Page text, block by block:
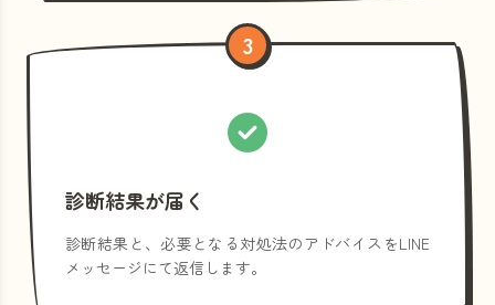
3
診断結果が届く
診断結果と、必要となる対処法のアドバイスをLINE
メッセージにて返信します。